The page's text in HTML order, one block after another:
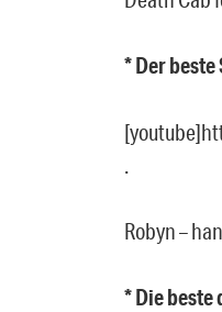
* Der
.
Robyn –
* Die